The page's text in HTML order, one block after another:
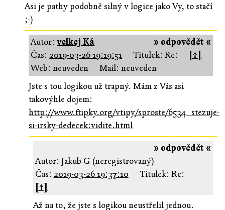
Asi je pathy podobně silný v logice jako Vy, to stačí
;-)
» odpovědět «
Autor:velkej Ká
Čas: 2019-03-26 19:19:51 Titulek: Re:
[↑]
Web: neuveden
Mail: neuveden
Jste s tou logikou už trapný. Mám z Vás asi
takovýhle dojem:
http://www.ftipky.org/vtipy/sproste/6534_stezuje-
si-irsky-dedecek:vidite.html
» odpovědět «
Autor: Jakub G (neregistrovaný)
Čas: 2019-03-26 19:37:10
Titulek: Re:
[↑]
Až na to, že jste s logikou neustřelil jednou.